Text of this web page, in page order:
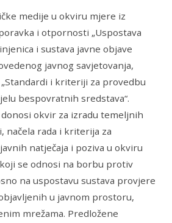
medije u okviru mjere iz
i otpornosti „Uspostava
i sustava javne objave
javnog savjetovanja,
i kriteriji za provedbu
bespovratnih sredstava“.
okvir za izradu temeljnih
načela rada i kriterija za
natječaja i poziva u okviru
se odnosi na borbu protiv
na uspostavu sustava provjere
u javnom prostoru,
mrežama. Predložene